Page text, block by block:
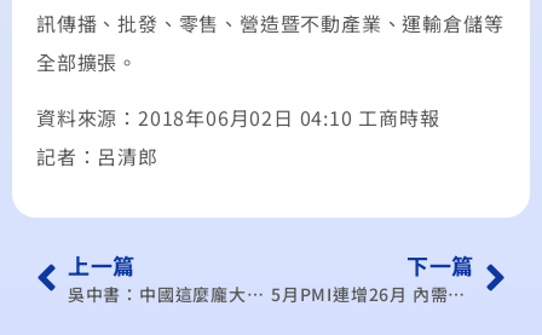
訊傳播、批發、零售、營造暨不動產業、運輸倉儲等
全部擴張。
資料來源：2018年06月02日 04:10 工商時報
記者：呂清郎
上一篇
吳中書：中國這麼龐大的市場不是任何國家可以忽略的
下一篇
5月PMI連增26月 內需仍黯淡